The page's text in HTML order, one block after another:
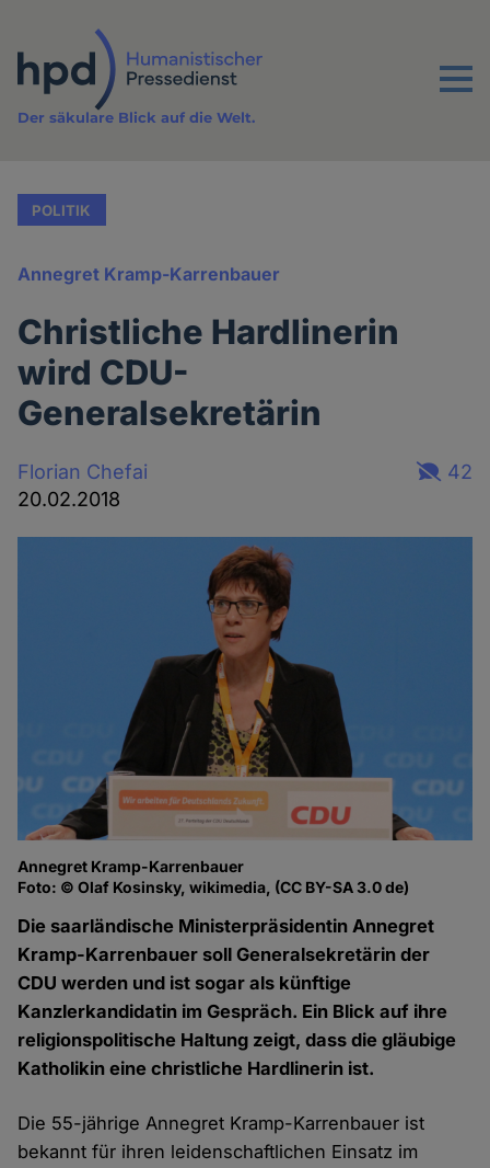
Inhalt
Menu
Der säkulare Blick auf die Welt.
POLITIK
Annegret Kramp-Karrenbauer
Christliche Hardlinerin
wird CDU-
Generalsekretärin
Florian Chefai
20.02.2018
42
Annegret Kramp-Karrenbauer
Foto: © Olaf Kosinsky, wikimedia, (CC BY-SA 3.0 de)
Die saarländische Ministerpräsidentin Annegret
Kramp-Karrenbauer soll Generalsekretärin der
CDU werden und ist sogar als künftige
Kanzlerkandidatin im Gespräch. Ein Blick auf ihre
religionspolitische Haltung zeigt, dass die gläubige
Katholikin eine christliche Hardlinerin ist.
Die 55-jährige Annegret Kramp-Karrenbauer ist
bekannt für ihren leidenschaftlichen Einsatz im